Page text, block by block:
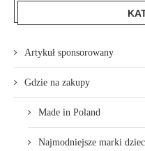
Artykuł sponsorowany
Gdzie na zakupy
Made in Poland
Najmodniejsze marki